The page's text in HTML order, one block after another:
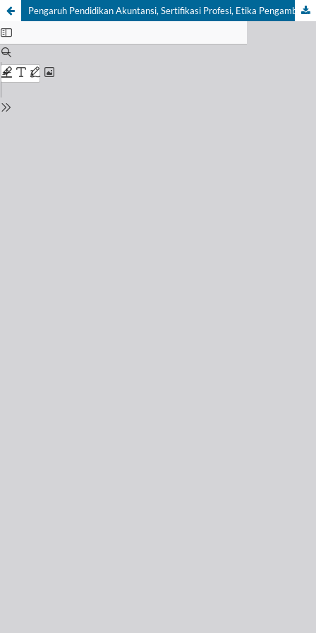
Pengaruh Pendidikan Akuntansi, Sertifikasi Profesi, Etika Pengambilan Keputusan Terhadap Kualitas Audit di 5 Perusahaan Manufaktur di Jawa Barat